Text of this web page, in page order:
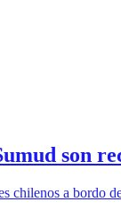
son
chilenos a